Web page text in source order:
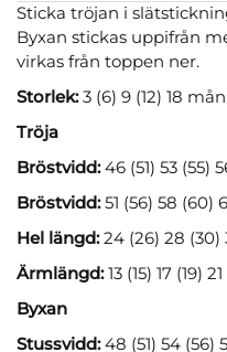
Sticka tröjan i
Byxan stickas uppifrån
virkas från toppen ner.
Storlek:3 (6) 9 (12) 18 mån
Tröja
Bröstvidd:46 (51) 53 (55)
Bröstvidd:51 (56) 58
Hel längd:24 (26) 28 (30)
Ärmlängd:13 (15) 17 (19)
Byxan
Stussvidd:48 (51) 54 (56)